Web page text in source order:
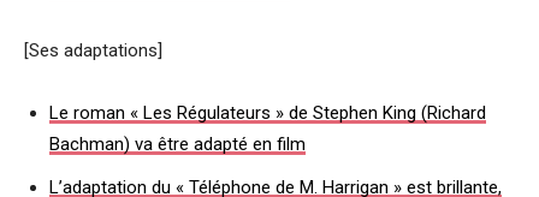
[Ses adaptations]
Le roman « Les Régulateurs » de Stephen King (Richard
Bachman) va être adapté en film
L’adaptation du « Téléphone de M. Harrigan » est brillante,